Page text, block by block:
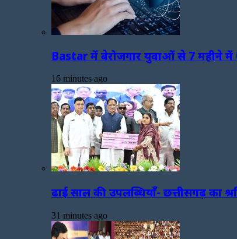
Bastar में बेरोजगार युवाओं से 7 महीने
16 minutes ago
ढाई साल की उपलब्धियाँ- छत्तीसगढ़ का
31 minutes ago